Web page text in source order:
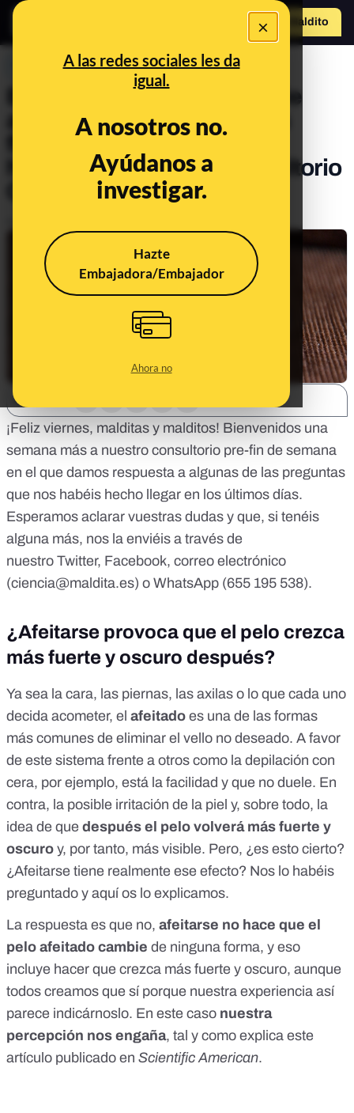
×
A las redes sociales les da
igual.
A nosotros no.
Ayúdanos a
investigar.
Hazte
Embajadora/Embajador
Ahora no
Hazte Maldito
PREBUNKING
El pelo que sale después de
afeitarte, la luna y nuestros
fluidos y manchitas en los
huevos: llega el 54º Consultorio
Científico de Maldita
¡Feliz viernes, malditas y malditos! Bienvenidos una
semana más a nuestro consultorio pre-fin de semana
en el que damos respuesta a algunas de las preguntas
que nos habéis hecho llegar en los últimos días.
Esperamos aclarar vuestras dudas y que, si tenéis
alguna más, nos la enviéis a través de
nuestro Twitter, Facebook, correo electrónico
(ciencia@maldita.es) o WhatsApp (655 195 538).
¿Afeitarse provoca que el pelo crezca
más fuerte y oscuro después?
Ya sea la cara, las piernas, las axilas o lo que cada uno
decida acometer, el afeitado es una de las formas
más comunes de eliminar el vello no deseado. A favor
de este sistema frente a otros como la depilación con
cera, por ejemplo, está la facilidad y que no duele. En
contra, la posible irritación de la piel y, sobre todo, la
idea de que después el pelo volverá más fuerte y
oscuro y, por tanto, más visible. Pero, ¿es esto cierto?
¿Afeitarse tiene realmente ese efecto? Nos lo habéis
preguntado y aquí os lo explicamos.
La respuesta es que no, afeitarse no hace que el
pelo afeitado cambie de ninguna forma, y eso
incluye hacer que crezca más fuerte y oscuro, aunque
todos creamos que sí porque nuestra experiencia así
parece indicárnoslo. En este caso nuestra
percepción nos engaña, tal y como explica este
artículo publicado en Scientific American.